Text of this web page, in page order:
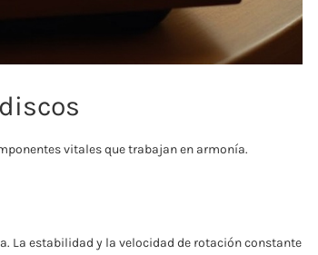
vitales que trabajan en armonía.
La estabilidad y la velocidad de rotación constante